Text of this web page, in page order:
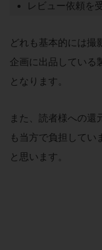
レビュー依頼を
どれも基本的には撮
企画に出品している
となります。
また、読者様への還
も当方で負担してい
と思います。